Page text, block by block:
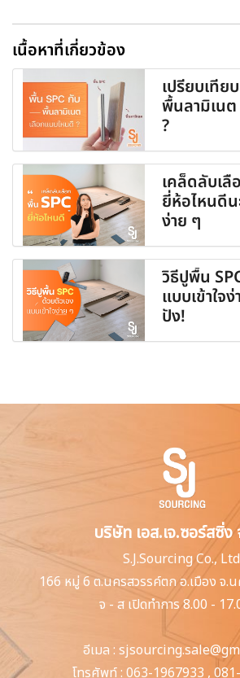
เนื้อหาที่เกี่ยวข้อง
เปรียบเทีย
พื้นลามิเน
?
เคล็ดลับเลื
ยี่ห้อไหนดี
ง่าย ๆ
วิธีปูพื้น
แบบเข้าใจ
ปัง!
บริษัท เอส.เจ.ซอร์สซิ่ง
S.J.Sourcing Co.,
166 หมู่ 6 ต.นครสวรรค์ตกอ.เมือง จ.
จ - ส เปิดทำการ 8.00 -
อีเมล :
โทรศัพท์ : 063-1967933 ,